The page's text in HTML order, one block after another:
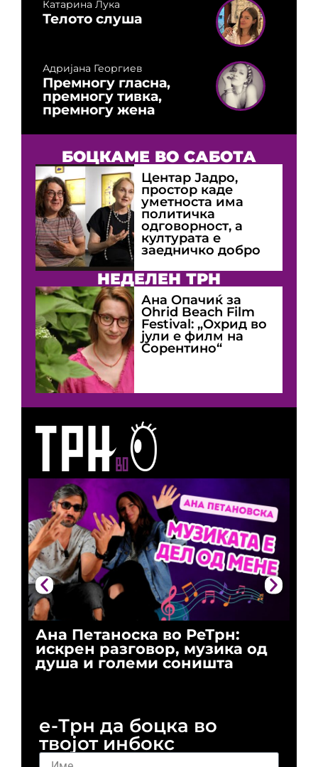
Ана Петаноска во РеТрн:
искрен разговор, музика од
душа и големи соништа
Катарина Лука
Телото слуша
Адријана Георгиев
Премногу гласна,
премногу тивка,
премногу жена
БОЦКАМЕ ВО САБОТА
Центар Јадро,
простор каде
уметноста има
политичка
одговорност, а
културата е
заедничко добро
НЕДЕЛЕН ТРН
Ана Опачиќ за
Оhrid Beach Film
Festival: „Охрид во
јули е филм на
Сорентино“
е-Трн да боцка во
твојот инбокс